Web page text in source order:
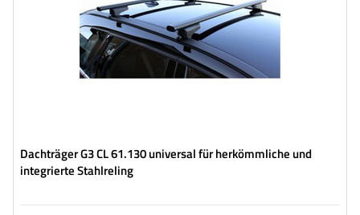
Dachträger G3 CL 61.130 universal für herkömmliche und
integrierte Stahlreling